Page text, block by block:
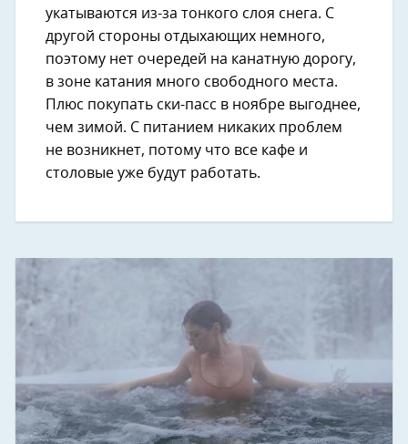
укатываются из-за тонкого слоя снега. С
другой стороны отдыхающих немного,
поэтому нет очередей на канатную дорогу,
в зоне катания много свободного места.
Плюс покупать ски-пасс в ноябре выгоднее,
чем зимой. С питанием никаких проблем
не возникнет, потому что все кафе и
столовые уже будут работать.